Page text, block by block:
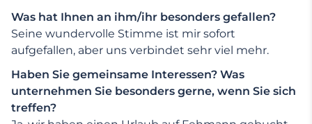
Was hat Ihnen an ihm/ihr besonders gefallen?
Seine wundervolle Stimme ist mir sofort
aufgefallen, aber uns verbindet sehr viel mehr.
Haben Sie gemeinsame Interessen? Was
unternehmen Sie besonders gerne, wenn Sie sich
treffen?